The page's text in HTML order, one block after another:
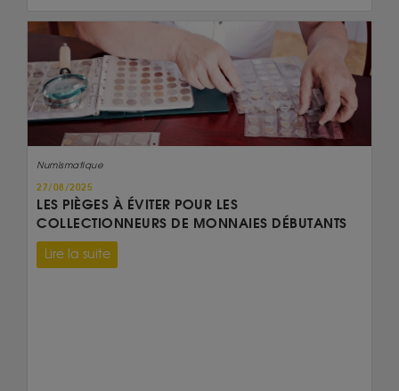
Numismatique
27/08/2025
LES PIÈGES À ÉVITER POUR LES
COLLECTIONNEURS DE MONNAIES DÉBUTANTS
Lire la suite